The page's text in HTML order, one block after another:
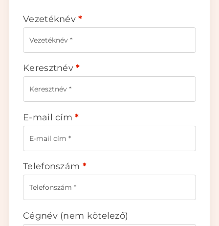
Vezetéknév*
Keresztnév*
E-mail cím*
Telefonszám *
Cégnév (nem kötelező)